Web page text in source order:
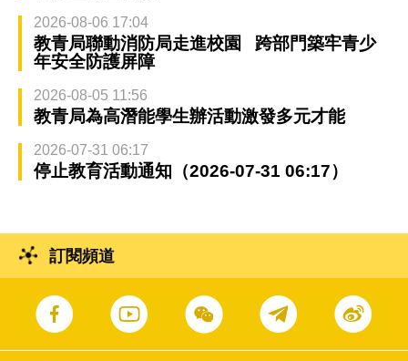
2026-08-06 17:04
教青局聯動消防局走進校園 跨部門築牢青少
年安全防護屏障
2026-08-05 11:56
教青局為高潛能學生辦活動激發多元才能
2026-07-31 06:17
停止教育活動通知（2026-07-31 06:17）
訂閱頻道